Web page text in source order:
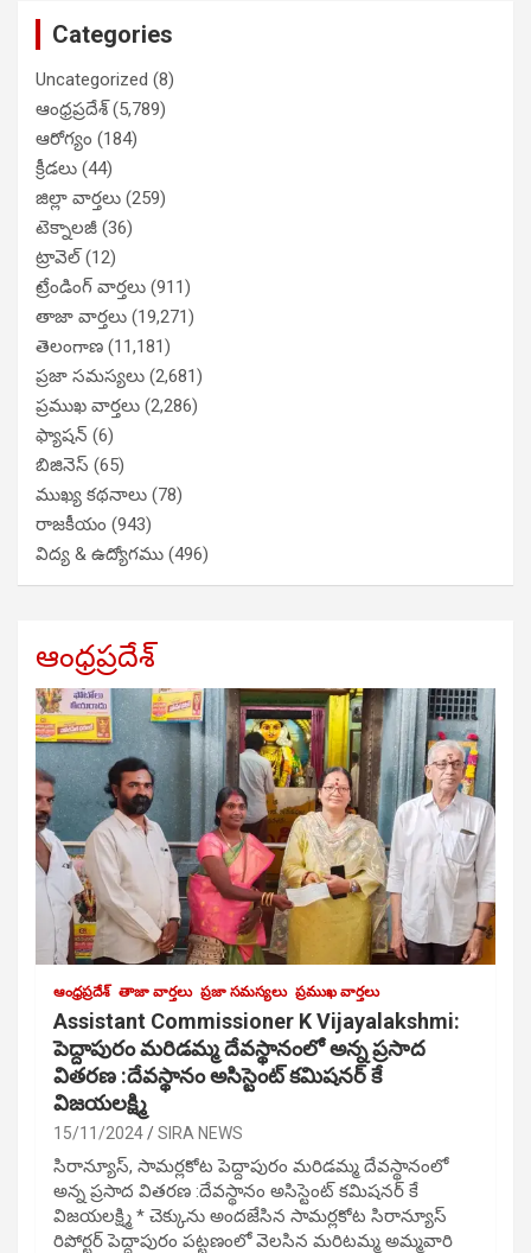
Categories
Uncategorized (8)
ఆంధ్రప్రదేశ్(5,789)
ఆరోగ్యం (184)
క్రీడలు (44)
జిల్లా వార్తలు (259)
టెక్నాలజీ (36)
ట్రావెల్(12)
ట్రేండింగ్ వార్తలు (911)
తాజా వార్తలు (19,271)
తెలంగాణ (11,181)
ప్రజా సమస్యలు (2,681)
ప్రముఖ వార్తలు (2,286)
ఫ్యాషన్ (6)
బిజినెస్ (65)
ముఖ్య కథనాలు (78)
రాజకీయం (943)
విద్య & ఉద్యోగము (496)
ఆంధ్రప్రదేశ్
ఆంధ్రప్రదేశ్ తాజా వార్తలు ప్రజా సమస్యలు ప్రముఖ వార్తలు
Assistant Commissioner K Vijayalakshmi:
పెద్దాపురం మరిడమ్మ దేవస్థానంలో అన్న ప్రసాద
వితరణ :దేవస్థానం అసిస్టెంట్ కమిషనర్ కే
విజయలక్ష్మి
15/11/2024 SIRA NEWS
సిరాన్యూస్, సామర్లకోట పెద్దాపురం మరిడమ్మ దేవస్థానంలో
అన్న ప్రసాద వితరణ :దేవస్థానం అసిస్టెంట్ కమిషనర్ కే
విజయలక్ష్మి * చెక్కును అందజేసిన సామర్లకోట సిరాన్యూస్
రిపోర్టర్ పెద్దాపురం పట్టణంలో వెలసిన మరిటమ్మ అమ్మవారి